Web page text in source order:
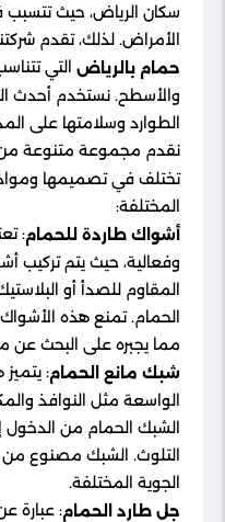
سكان الرياض، حيث تتسبب
الأمراض. لذلك، تقدم
حمام بالرياض التي
والأسطح. نستخدم أحدث
الطوارد وسلامتها على
نقدم مجموعة متنوعة
تختلف في تصميمها ومواد
المختلفة:
أشواك طاردة للحمام:
وفعالية، حيث يتم تركيب
المقاوم للصدأ أو
الحمام. تمنع هذه
مما يجبره على البحث عن
شبك مانع الحمام:
الواسعة مثل النوافذ
الشبك الحمام من
التلوث. الشبك مصنوع
الجوية المختلفة.
جل طارد الحمام: عبارة